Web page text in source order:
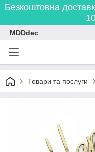
Безкоштовна
MDDdec
Товари та послуги